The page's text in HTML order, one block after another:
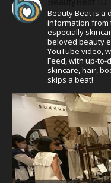
Beauty Beat is a
information from
especially
beloved beauty
YouTube video,
Feed, with up-
skincare, hair,
skips a beat!